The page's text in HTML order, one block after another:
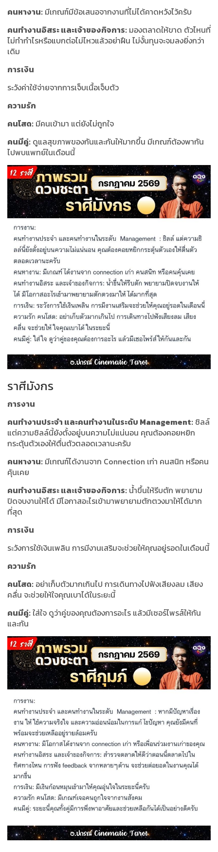
คนหางาน: มีเกณฑ์มีข้อเสนอจากงานที่ไม่ได้คาดหวังไว้ครับ
คนทำงานอิสระ และเจ้าของกิจการ: มองตลาดให้ขาด ตัวไหนที่
ไม่ทำกำไรหรือแบกต่อไม่ไหวแล้วอย่าฝืน ไม่งั้นทุนจะจมลงยิ่งกว่า
เดิม
การเงิน
ระวังค่าใช้จ่ายจากการเจ็บเนื้อเจ็บตัว
ความรัก
คนโสด: มีคนเข้ามา แต่ยังไม่ถูกใจ
คนมีคู่: ดูแลสุขภาพของกันและกันให้มากขึ้น มีเกณฑ์ต้องพากัน
ไปพบแพทย์ในเดือนนี้
ราศีมังกร
การงาน
คนทำงานประจำ และคนทำงานในระดับ Management: ชิลล์
แต่ความชิลล์นี้ยังตั้งอยู่บนความไม่แน่นอน คุณต้องคอยหยิก
กระตุ้นตัวเองให้ตื่นตัวตลอดเวลานะครับ
คนหางาน: มีเกณฑ์ได้งานจาก Connection เก่า คนสนิท หรือคน
คุ้นเคย
คนทำงานอิสระ และเจ้าของกิจการ: น้ำขึ้นให้รีบตัก พยายาม
ปิดจบงานให้ได้ มีโอกาสอะไรเข้ามาพยายามตักตวงมาให้ได้มาก
ที่สุด
การเงิน
ระวังการใช้เงินเพลิน การมีงานเสริมจะช่วยให้คุณอยู่รอดในเดือนนี้
ความรัก
คนโสด: อย่าเก็บตัวมากเกินไป การเดินทางไปฟังเสียงลม เสียง
คลื่น จะช่วยให้ใจคุณเบาได้ในระยะนี้
คนมีคู่:ใส่ใจ ดูว่าคู่ของคุณต้องการอะไร แล้วมีเซอร์ไพรส์ให้กัน
และกัน